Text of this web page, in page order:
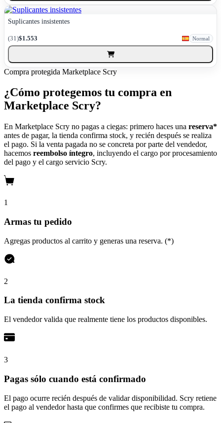
Suplicantes insistentes
(31)$1.553 Normal
Compra protegida Marketplace Scry
¿Cómo protegemos tu compra en
Marketplace Scry?
En Marketplace Scry no pagas a ciegas: primero haces una reserva*
antes de pagar, la tienda confirma stock, y recién después se realiza
el pago. Si la venta pagada no se concreta por parte del vendedor,
hacemos reembolso íntegro, incluyendo el cargo por procesamiento
del pago y el cargo servicio Scry.
1
Armas tu pedido
Agregas productos al carrito y generas una reserva. (*)
2
La tienda confirma stock
El vendedor valida que realmente tiene los productos disponibles.
3
Pagas sólo cuando está confirmado
El pago ocurre recién después de validar disponibilidad. Scry retiene
el pago al vendedor hasta que confirmes que recibiste tu compra.